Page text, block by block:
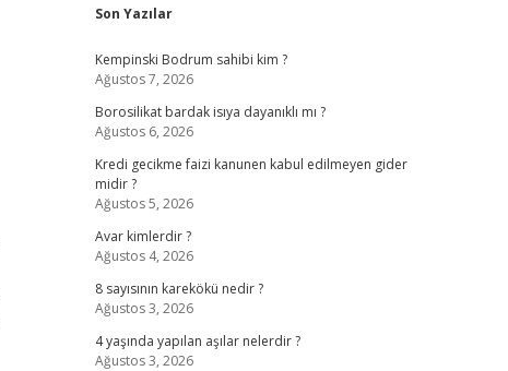
Sidebar
Son Yazılar
Kempinski Bodrum sahibi kim ?
Ağustos 7, 2026
Borosilikat bardak isıya dayanıklı mı ?
Ağustos 6, 2026
Kredi gecikme faizi kanunen kabul edilmeyen gider
midir ?
Ağustos 5, 2026
Avar kimlerdir ?
Ağustos 4, 2026
8 sayısının karekökü nedir ?
Ağustos 3, 2026
4 yaşında yapılan aşılar nelerdir ?
Ağustos 3, 2026